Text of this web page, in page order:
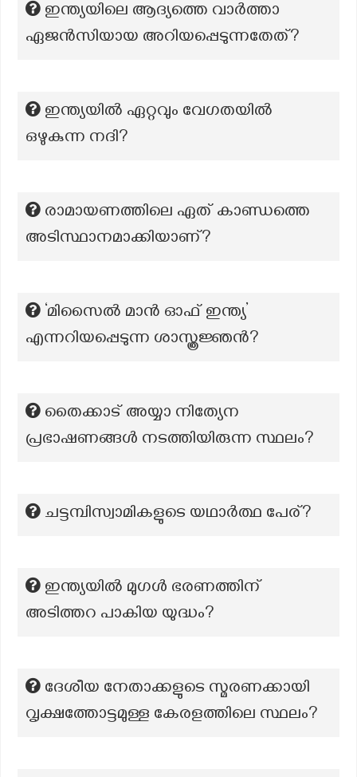
ഇന്ത്യയിലെ ആദ്യത്തെ വാർത്താ
ഏജൻസിയായ അറിയപ്പെടുന്നതേത്‌?
ഇന്ത്യയില്‍ ഏറ്റവും വേഗതയില്‍
ഒഴുകുന്ന നദി?
രാമായണത്തിലെ ഏത് കാണ്ഡത്തെ
അടിസ്ഥാനമാക്കിയാണ്?
‘മിസൈൽ മാൻ ഓഫ് ഇന്ത്യ’
എന്നറിയപ്പെടുന്ന ശാസ്ത്രജ്ഞൻ?
തൈക്കാട് അയ്യാ നിത്യേന
പ്രഭാഷണങ്ങൾ നടത്തിയിരുന്ന സ്ഥലം?
ചട്ടമ്പിസ്വാമികളുടെ യഥാർത്ഥ പേര്?
ഇന്ത്യയിൽ മുഗൾ ഭരണത്തിന്
അടിത്തറ പാകിയ യുദ്ധം?
ദേശീയ നേതാക്കളുടെ സ്മരണക്കായി
വൃക്ഷത്തോട്ടമുള്ള കേരളത്തിലെ സ്ഥലം?